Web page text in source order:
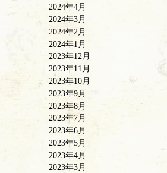
2024年4月
2024年3月
2024年2月
2024年1月
2023年12月
2023年11月
2023年10月
2023年9月
2023年8月
2023年7月
2023年6月
2023年5月
2023年4月
2023年3月